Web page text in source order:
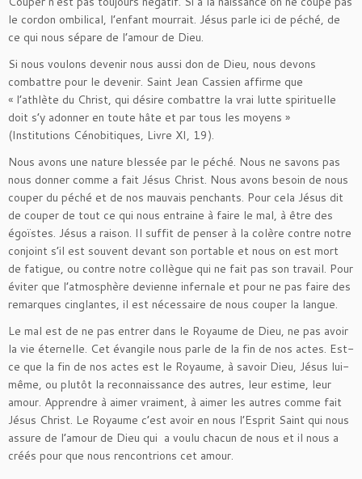
le cordon ombilical, l’enfant mourrait. Jésus parle ici de péché, de
ce qui nous sépare de l’amour de Dieu.
Si nous voulons devenir nous aussi don de Dieu, nous devons
combattre pour le devenir. Saint Jean Cassien affirme que
« l’athlète du Christ, qui désire combattre la vrai lutte spirituelle
doit s’y adonner en toute hâte et par tous les moyens »
(Institutions Cénobitiques, Livre XI, 19).
Nous avons une nature blessée par le péché. Nous ne savons pas
nous donner comme a fait Jésus Christ. Nous avons besoin de nous
couper du péché et de nos mauvais penchants. Pour cela Jésus dit
de couper de tout ce qui nous entraine à faire le mal, à être des
égoïstes. Jésus a raison. Il suffit de penser à la colère contre notre
conjoint s’il est souvent devant son portable et nous on est mort
de fatigue, ou contre notre collègue qui ne fait pas son travail. Pour
éviter que l’atmosphère devienne infernale et pour ne pas faire des
remarques cinglantes, il est nécessaire de nous couper la langue.
Le mal est de ne pas entrer dans le Royaume de Dieu, ne pas avoir
la vie éternelle. Cet évangile nous parle de la fin de nos actes. Est-
ce que la fin de nos actes est le Royaume, à savoir Dieu, Jésus lui-
même, ou plutôt la reconnaissance des autres, leur estime, leur
amour. Apprendre à aimer vraiment, à aimer les autres comme fait
Jésus Christ. Le Royaume c’est avoir en nous l’Esprit Saint qui nous
assure de l’amour de Dieu qui a voulu chacun de nous et il nous a
créés pour que nous rencontrions cet amour.